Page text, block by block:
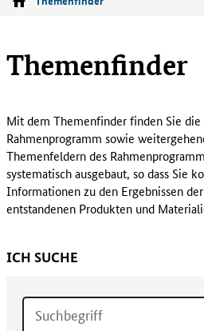
Senioren,
und
Jugend
Startseite
Themenfinder
Mit dem Themenfinder finden Sie
Rahmenprogramm sowie
Themenfeldern des
systematisch ausgebaut, so dass Sie
Informationen zu den Ergebnissen
entstandenen Produkten und
ICH SUCHE